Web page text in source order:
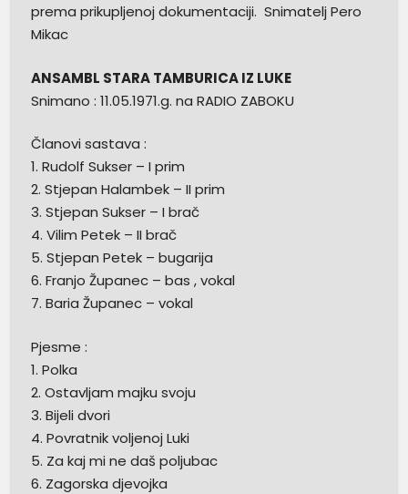
prema prikupljenoj dokumentaciji. Snimatelj Pero
Mikac
ANSAMBL STARA TAMBURICA IZ LUKE
Snimano : 11.05.1971.g. na RADIO ZABOKU
Članovi sastava :
1. Rudolf Sukser – I prim
2. Stjepan Halambek – II prim
3. Stjepan Sukser – I brač
4. Vilim Petek – II brač
5. Stjepan Petek – bugarija
6. Franjo Županec – bas , vokal
7. Baria Županec – vokal
Pjesme :
1. Polka
2. Ostavljam majku svoju
3. Bijeli dvori
4. Povratnik voljenoj Luki
5. Za kaj mi ne daš poljubac
6. Zagorska djevojka